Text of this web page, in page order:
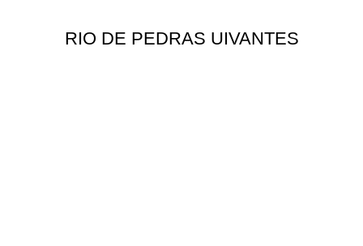
RIO DE PEDRAS UIVANTES